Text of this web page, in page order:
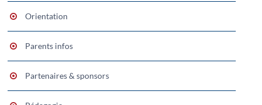
Orientation
Parents infos
Partenaires & sponsors